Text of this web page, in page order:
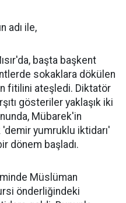
adı ile,
başta başkent
sokaklara dökülen
fitilini ateşledi. Diktatör
gösteriler yaklaşık iki
Mübarek'in
'demir yumruklu iktidarı'
dönem başladı.
Müslüman
önderliğindeki